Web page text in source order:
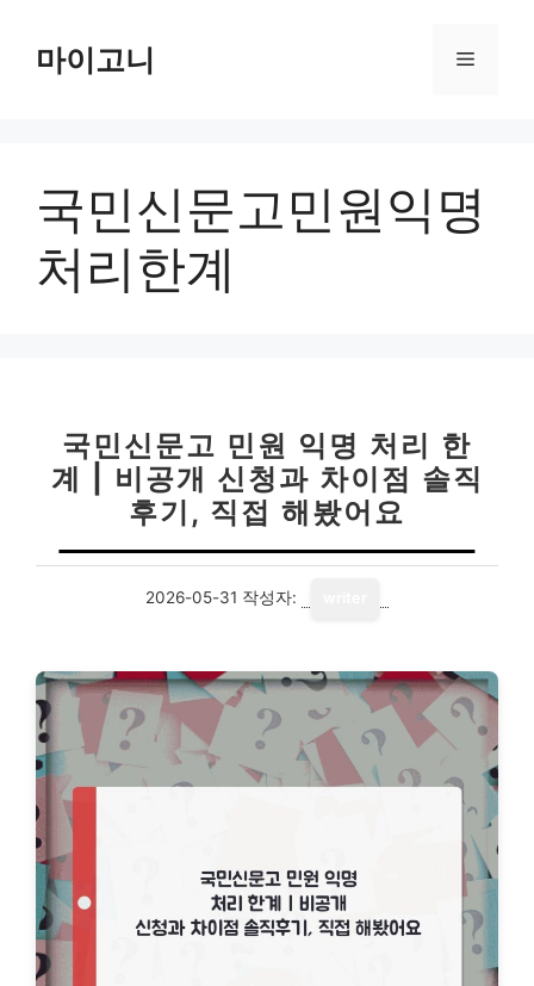
마이고니 메
국민신문고민원익명
처리한계
국민신문고 민원 익명 처리 한
계 | 비공개 신청과 차이점 솔직
후기, 직접 해봤어요
2026-05-31 작성자: